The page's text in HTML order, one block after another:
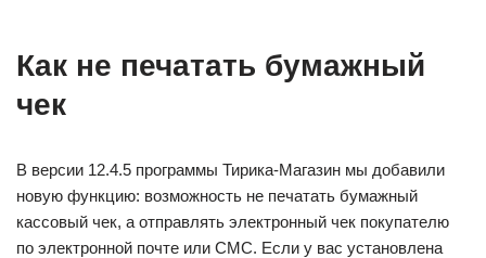
Как не печатать бумажный
чек
В версии 12.4.5 программы Тирика-Магазин мы добавили
новую функцию: возможность не печатать бумажный
кассовый чек, а отправлять электронный чек покупателю
по электронной почте или СМС. Если у вас установлена